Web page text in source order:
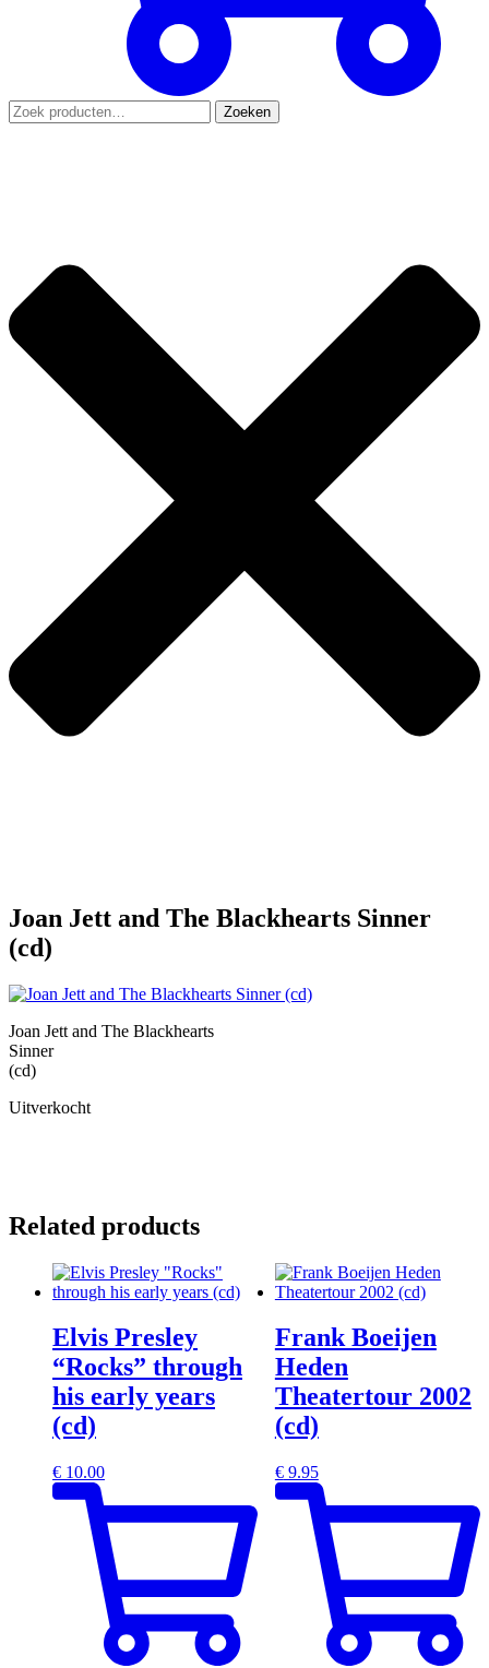
Zoeken
naar:
Zoeken
Joan Jett and The Blackhearts Sinner
(cd)
Joan Jett and The Blackhearts
Sinner
(cd)
Uitverkocht
Related products
Elvis Presley
“Rocks” through
his early years
(cd)
€ 10.00
Frank Boeijen
Heden
Theatertour 2002
(cd)
€9.95